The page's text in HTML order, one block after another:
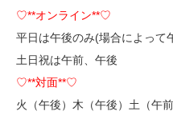
♡**オンライン**♡
平日は午後のみ(場合によって
土日祝は午前、午後
♡**対面**♡
火（午後）木（午後）土（午前